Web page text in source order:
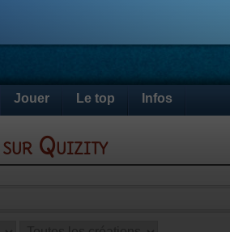
Jouer Le top Infos
sur Quizity